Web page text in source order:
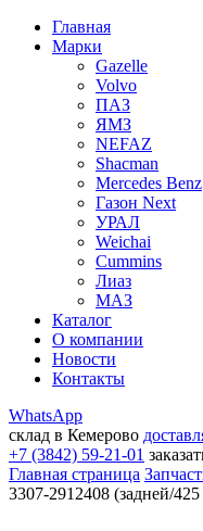
Главная
Марки
Gazelle
Volvo
ПАЗ
ЯМЗ
NEFAZ
Shacman
Mercedes Benz
Газон Next
УРАЛ
Weichai
Cummins
Лиаз
МАЗ
Каталог
О компании
Новости
Контакты
WhatsApp
склад в Кемерово
+7 (3842) 59-21-01
Главная страница
3307-2912408 (задней/